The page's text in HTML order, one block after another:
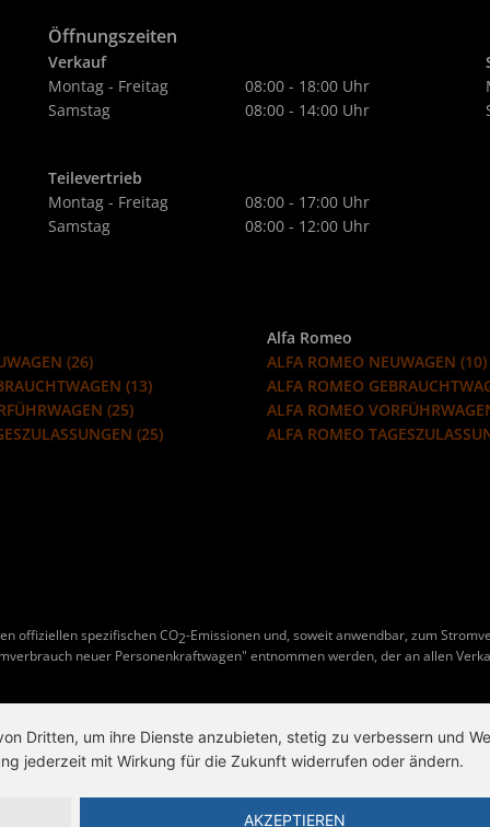
Öffnungszeiten
Verkauf
Montag - Freitag
08:00 - 18:00 Uhr
Samstag
08:00 - 14:00 Uhr
Teilevertrieb
Montag - Freitag
08:00 - 17:00 Uhr
Samstag
08:00 - 12:00 Uhr
(26)
(13)
(25)
(25)
Alfa Romeo
ALFA ROMEO NEUWAGEN (10)
ALFA ROMEO
ALFA ROMEO
ALFA ROMEO
offiziellen spezifischen CO2-Emissionen und, soweit anwendbar, zum
neuer Personenkraftwagen" entnommen werden, der an allen
Dritten, um ihre Dienste anzubieten, stetig zu verbessern und
jederzeit mit Wirkung für die Zukunft widerrufen oder ändern.
AKZEPTIEREN